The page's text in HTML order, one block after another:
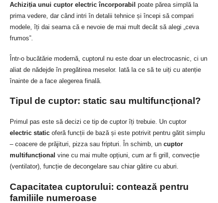
Achiziția unui cuptor electric încorporabil poate părea simplă la
prima vedere, dar când intri în detalii tehnice și începi să compari
modele, îți dai seama că e nevoie de mai mult decât să alegi „ceva
frumos”.
Într-o bucătărie modernă, cuptorul nu este doar un electrocasnic, ci un
aliat de nădejde în pregătirea meselor. Iată la ce să te uiți cu atenție
înainte de a face alegerea finală.
Tipul de cuptor: static sau multifuncțional?
Primul pas este să decizi ce tip de cuptor îți trebuie. Un cuptor
electric static oferă funcții de bază și este potrivit pentru gătit simplu
– coacere de prăjituri, pizza sau fripturi. În schimb, un cuptor
multifuncțional vine cu mai multe opțiuni, cum ar fi grill, convecție
(ventilator), funcție de decongelare sau chiar gătire cu aburi.
Capacitatea cuptorului: contează pentru
familiile numeroase